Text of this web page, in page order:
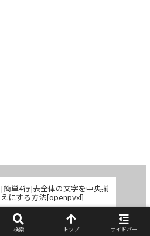
[簡単4行]表全体の文字を中央揃
えにする方法[openpyxl]
検索 トップ サイドバー